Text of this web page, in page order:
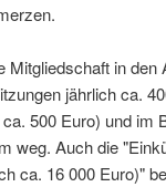
Mitgliedschaft in den
jährlich ca.
500 Euro) und im
weg. Auch die
ca. 16 000 Euro)"